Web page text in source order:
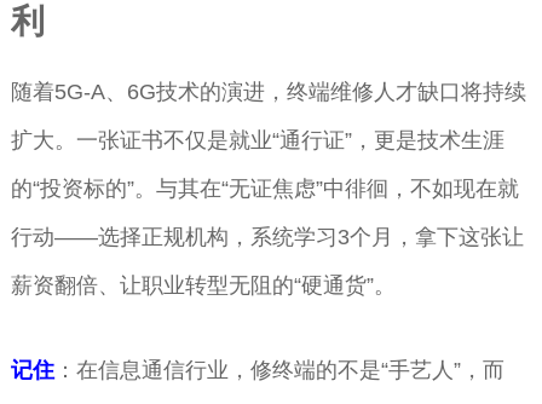
利
随着5G-A、6G技术的演进，终端维修人才缺口将持续
扩大。一张证书不仅是就业“通行证”，更是技术生涯
的“投资标的”。与其在“无证焦虑”中徘徊，不如现在就
行动——选择正规机构，系统学习3个月，拿下这张让
薪资翻倍、让职业转型无阻的“硬通货”。
记住：在信息通信行业，修终端的不是“手艺人”，而